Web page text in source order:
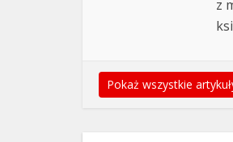
z
Pokaż wszystkie